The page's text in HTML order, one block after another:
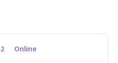
a cada proceso.
2 Online